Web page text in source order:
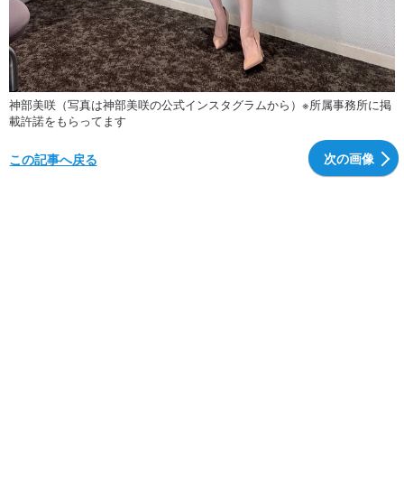
神部美咲（写真は神部美咲の公式インスタグラムから）※所属事務所に掲
載許諾をもらってます
次の画像
この記事へ戻る